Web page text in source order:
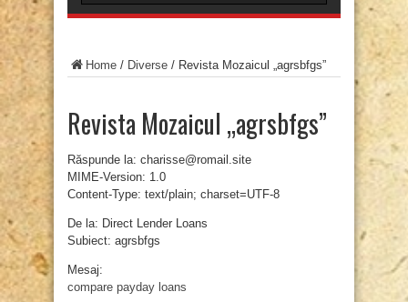
Home / Diverse / Revista Mozaicul „agrsbfgs”
Revista Mozaicul „agrsbfgs”
Răspunde la: charisse@romail.site
MIME-Version: 1.0
Content-Type: text/plain; charset=UTF-8
De la: Direct Lender Loans
Subiect: agrsbfgs
Mesaj:
compare payday loans